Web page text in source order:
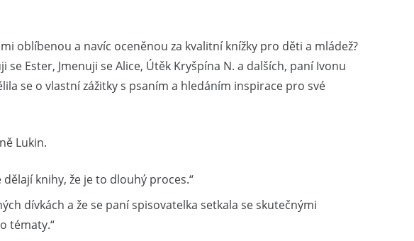
oblíbenou a navíc oceněnou za kvalitní knížky pro děti a mládež?
Ester, Jmenuji se Alice, Útěk Kryšpína N. a dalších, paní Ivonu
se o vlastní zážitky s psaním a hledáním inspirace pro své
Lukin.
knihy, že je to dlouhý proces.“
dívkách a že se paní spisovatelka setkala se skutečnými
tématy.“